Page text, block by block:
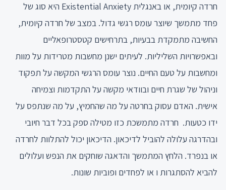
חרדה קיומית, או באנגלית Existential Anxiety היא סוג של
פחד מתמשך שיוצר עומס רגשי גדול. במצב של חרדה קיומית,
החשיבה מתמקדת בבעיות, בתרחישים קטסטרופאליים
ובאפשרויות השליליות. לעיתים ישנן מחשבות מטרידות על מוות
ומחשבות על טעם החיים. נוצר עומס הרגשי המקשה על תפקוד
וניהול של שגרת חיים ובוודאי מקשה על התקדמות וצמיחה
אישית. האדם עסוק בחרטה על מה שהחמיץ, על מה שנתפס על
ידו כטעות. חרדה מתמשכת כזו מטילה ספק בכל דבר חיובי
ובהדרגה עלולה להוביל לדיכאון. הדיכאון יכול להתלוות לחרדה
או בנפרד. הלחץ המתמשך והדאגה שוחקים את הנפש ועלולים
להביא להסתגרות ו או לפחדים ופוביות שונות.